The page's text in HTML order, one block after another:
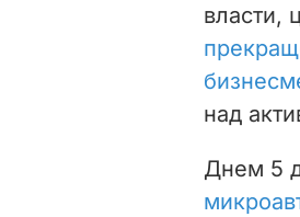
власти,
над
Днем 5